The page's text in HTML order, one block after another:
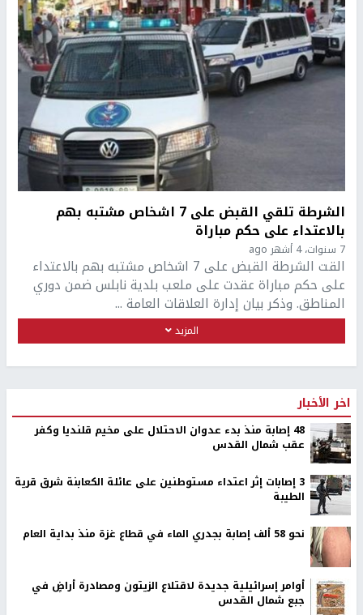
الشرطة تلقي القبض على 7 اشخاص مشتبه بهم
بالاعتداء على حكم مباراة
7 سنوات، 4 أشهر ago
القت الشرطة القبض على 7 اشخاص مشتبه بهم بالاعتداء
على حكم مباراة عقدت على ملعب بلدية نابلس ضمن دوري
المناطق. وذكر بيان إدارة العلاقات العامة ...
المزيد
اخر الأخبار
48 إصابة منذ بدء عدوان الاحتلال على مخيم قلنديا وكفر
عقب شمال القدس
‏3 إصابات إثر اعتداء مستوطنين على عائلة الكعابنة شرق قرية
الطيبة
نحو 58 ألف إصابة بجدري الماء في قطاع غزة منذ بداية العام
أوامر إسرائيلية جديدة لاقتلاع الزيتون ومصادرة أراضٍ في
جبع شمال القدس